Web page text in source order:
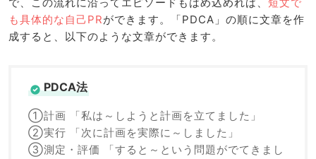
も具体的な自己PRができます。「PDCA」の順に文章を作
成すると、以下のような文章ができます。
PDCA法
①計画 「私は～しようと計画を立てました」
②実行 「次に計画を実際に～しました」
③測定・評価 「すると～という問題がでてきまし